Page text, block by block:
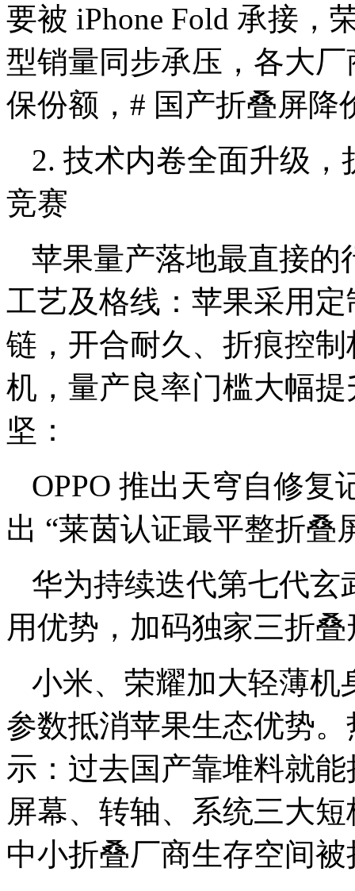
要被 iPhone Fold 承接，
型销量同步承压，各大
保份额，# 国产折叠屏降
2. 技术内卷全面升级
竞赛
苹果量产落地最直接的
工艺及格线：苹果采用
链，开合耐久、折痕控
机，量产良率门槛大幅
坚：
OPPO 推出天穹自修
出 “莱茵认证最平整折叠
华为持续迭代第七代玄
用优势，加码独家三折
小米、荣耀加大轻薄机
参数抵消苹果生态优势
示：过去国产靠堆料就
屏幕、转轴、系统三大
中小折叠厂商生存空间